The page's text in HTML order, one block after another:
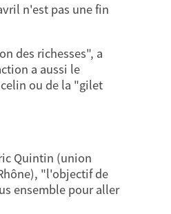
n'est pas une fin
des richesses", a
a aussi le
ou de la "gilet
Quintin (union
"l'objectif de
ensemble pour aller